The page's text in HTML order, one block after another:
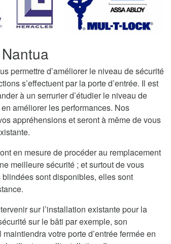
permettre d’améliorer le niveau de sécurité
s’effectuent par la porte d’entrée. Il est
à un serrurier d’étudier le niveau de
améliorer les performances. Nos
appréhensions et seront à même de vous
en mesure de procéder au remplacement
meilleure sécurité ; et surtout de vous
sont disponibles, elles sont
sur l’installation existante pour la
sur le bâti par exemple, son
votre porte d’entrée fermée en